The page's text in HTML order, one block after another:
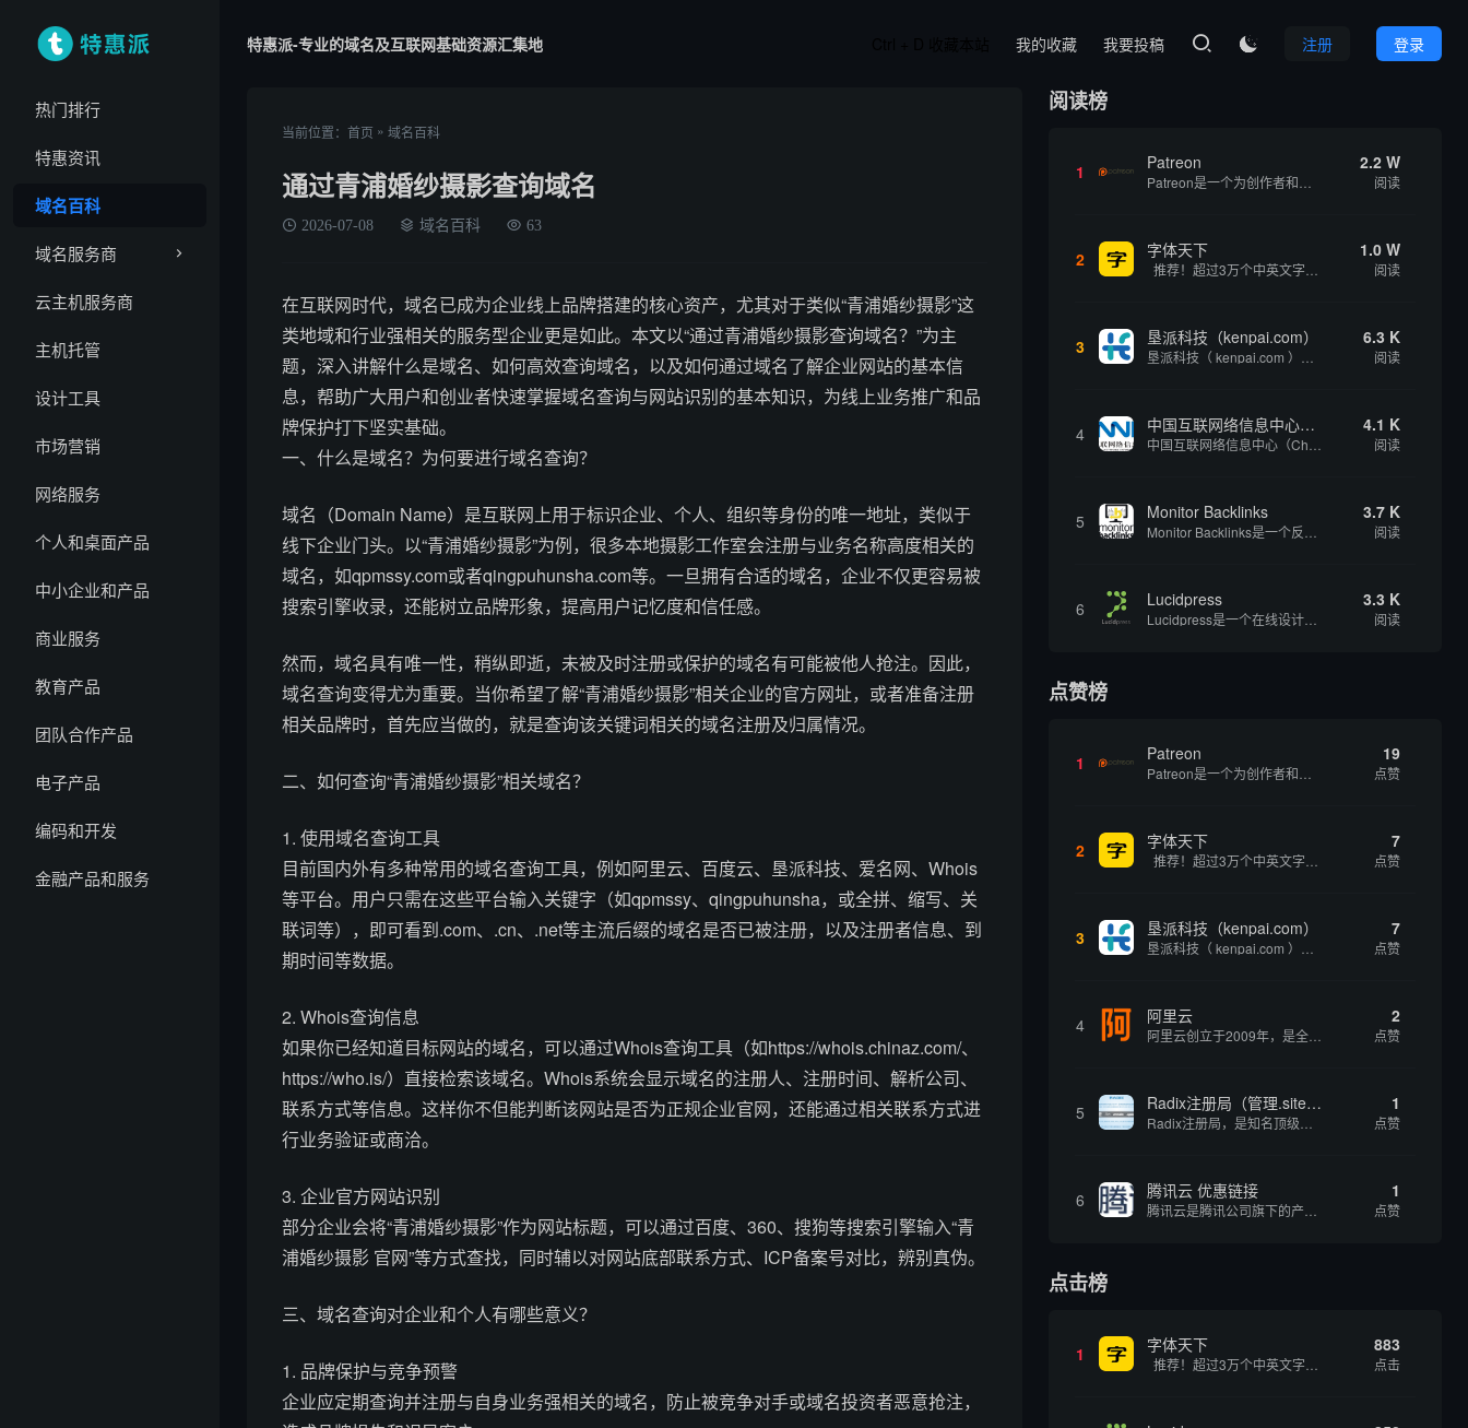
热门排行
特惠资讯
域名百科
域名服务商
云主机服务商
主机托管
设计工具
市场营销
网络服务
个人和桌面产品
中小企业和产品
商业服务
教育产品
团队合作产品
电子产品
编码和开发
金融产品和服务
特惠派-专业的域名及互联网基础资源汇集地 登录
注册

我的收藏 我要投稿
当前位置： 首页 » 域名百科
通过青浦婚纱摄影查询域名
2026-07-08 域名百科 63
在互联网时代，域名已成为企业线上品牌搭建的核心资产，尤其对于类似“青浦婚纱摄影”这
类地域和行业强相关的服务型企业更是如此。本文以“通过青浦婚纱摄影查询域名？”为主
题，深入讲解什么是域名、如何高效查询域名，以及如何通过域名了解企业网站的基本信
息，帮助广大用户和创业者快速掌握域名查询与网站识别的基本知识，为线上业务推广和品
牌保护打下坚实基础。
一、什么是域名？为何要进行域名查询？
域名（Domain Name）是互联网上用于标识企业、个人、组织等身份的唯一地址，类似于
线下企业门头。以“青浦婚纱摄影”为例，很多本地摄影工作室会注册与业务名称高度相关的
域名，如qpmssy.com或者qingpuhunsha.com等。一旦拥有合适的域名，企业不仅更容易被
搜索引擎收录，还能树立品牌形象，提高用户记忆度和信任感。
然而，域名具有唯一性，稍纵即逝，未被及时注册或保护的域名有可能被他人抢注。因此，
域名查询变得尤为重要。当你希望了解“青浦婚纱摄影”相关企业的官方网址，或者准备注册
相关品牌时，首先应当做的，就是查询该关键词相关的域名注册及归属情况。
二、如何查询“青浦婚纱摄影”相关域名？
1. 使用域名查询工具
目前国内外有多种常用的域名查询工具，例如阿里云、百度云、垦派科技、爱名网、Whois
等平台。用户只需在这些平台输入关键字（如qpmssy、qingpuhunsha，或全拼、缩写、关
联词等），即可看到.com、.cn、.net等主流后缀的域名是否已被注册，以及注册者信息、到
期时间等数据。
2. Whois查询信息
如果你已经知道目标网站的域名，可以通过Whois查询工具（如https://whois.chinaz.com/、
https://who.is/）直接检索该域名。Whois系统会显示域名的注册人、注册时间、解析公司、
联系方式等信息。这样你不但能判断该网站是否为正规企业官网，还能通过相关联系方式进
行业务验证或商洽。
3. 企业官方网站识别
部分企业会将“青浦婚纱摄影”作为网站标题，可以通过百度、360、搜狗等搜索引擎输入“青
浦婚纱摄影 官网”等方式查找，同时辅以对网站底部联系方式、ICP备案号对比，辨别真伪。
三、域名查询对企业和个人有哪些意义？
1. 品牌保护与竞争预警
企业应定期查询并注册与自身业务强相关的域名，防止被竞争对手或域名投资者恶意抢注，
阅读榜
1 Patreon 2.2 W
阅读
2 字体天下 1.0 W
阅读
3 垦派科技（kenpai.com） 6.3 K
阅读
4 中国互联网络信息中心（CNNIC） 4.1 K
阅读
5 Monitor Backlinks 3.7 K
阅读
6 Lucidpress 3.3 K
阅读
点赞榜
1 Patreon 19
点赞
2 字体天下 7
点赞
3 垦派科技（kenpai.com） 7
点赞
4 阿里云 2
点赞
5 Radix注册局（管理.site、.online等顶级域名） 1
点赞
6 腾讯云 优惠链接 1
点赞
点击榜
1 字体天下 883
点击